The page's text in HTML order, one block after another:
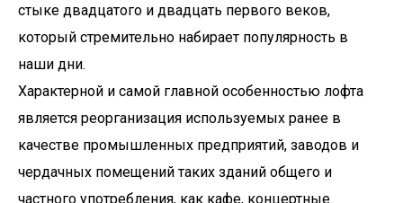
стыке двадцатого и двадцать первого веков,
который стремительно набирает популярность в
наши дни.
Характерной и самой главной особенностью лофта
является реорганизация используемых ранее в
качестве промышленных предприятий, заводов и
чердачных помещений таких зданий общего и
частного употребления, как кафе, концертные